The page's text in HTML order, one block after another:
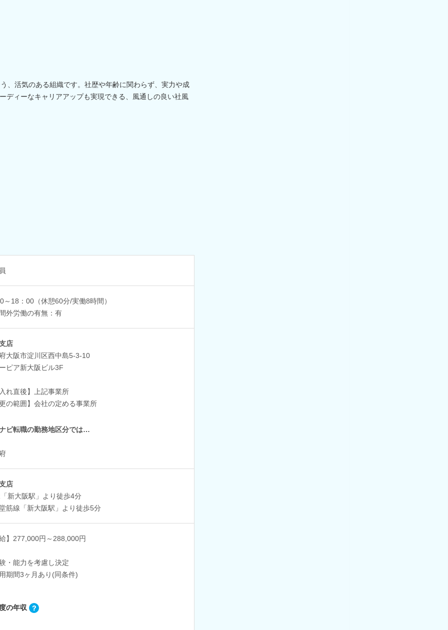
、活気のある組織です。社歴や年齢に関わらず、実力や成
ディーなキャリアアップも実現できる、風通しの良い社風
～18：00（休憩60分/実働8時間）
外労働の有無：有
店
大阪市淀川区西中島5-3-10
ピア新大阪ビル3F
れ直後】上記事業所
の範囲】会社の定める事業所
ビ転職の勤務地区分では…
店
新大阪駅」より徒歩4分
筋線「新大阪駅」より徒歩5分
】277,000円～288,000円
・能力を考慮し決定
期間3ヶ月あり(同条件)
の年収